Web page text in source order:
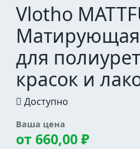
Vlotho
Матирующая
для
красок и
Доступно
Ваша цена
от660,00 ₽